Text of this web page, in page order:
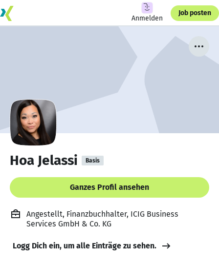
Anmelden
Job posten
Hoa Jelassi Basis
Ganzes Profil ansehen
Angestellt, Finanzbuchhalter, ICIG Business
Services GmbH & Co. KG
Logg Dich ein, um alle Einträge zu sehen.